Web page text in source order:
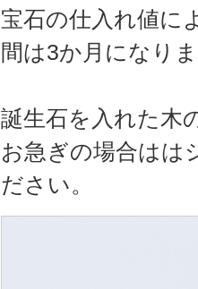
宝石の仕入れ値に
間は3か月になり
誕生石を入れた木
お急ぎの場合はは
ださい。